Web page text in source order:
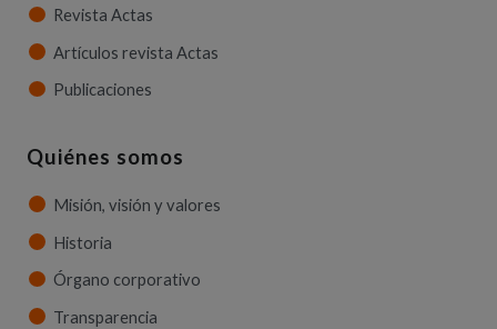
Revista Actas
Artículos revista Actas
Publicaciones
Quiénes somos
Misión, visión y valores
Historia
Órgano corporativo
Transparencia